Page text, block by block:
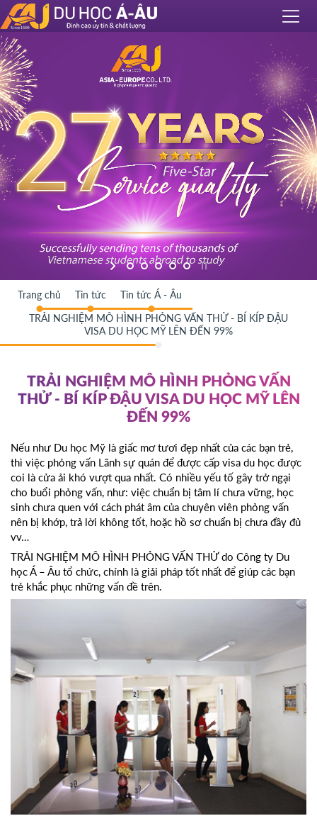
Trang chủ Tin tức Tin tức Á - Âu
TRẢI NGHIỆM MÔ HÌNH PHỎNG VẤN THỬ - BÍ KÍP ĐẬU
VISA DU HỌC MỸ LÊN ĐẾN 99%
TRẢI NGHIỆM MÔ HÌNH PHỎNG VẤN
THỬ - BÍ KÍP ĐẬU VISA DU HỌC MỸ LÊN
ĐẾN 99%
Nếu như Du học Mỹ là giấc mơ tươi đẹp nhất của các bạn trẻ,
thì việc phỏng vấn Lãnh sự quán để được cấp visa du học được
coi là cửa ải khó vượt qua nhất. Có nhiều yếu tố gây trở ngại
cho buổi phỏng vấn, như: việc chuẩn bị tâm lí chưa vững, học
sinh chưa quen với cách phát âm của chuyên viên phỏng vấn
nên bị khớp, trả lời không tốt, hoặc hồ sơ chuẩn bị chưa đầy đủ
vv…
TRẢI NGHIỆM MÔ HÌNH PHỎNG VẤN THỬ do Công ty Du
học Á – Âu tổ chức, chính là giải pháp tốt nhất để giúp các bạn
trẻ khắc phục những vấn đề trên.